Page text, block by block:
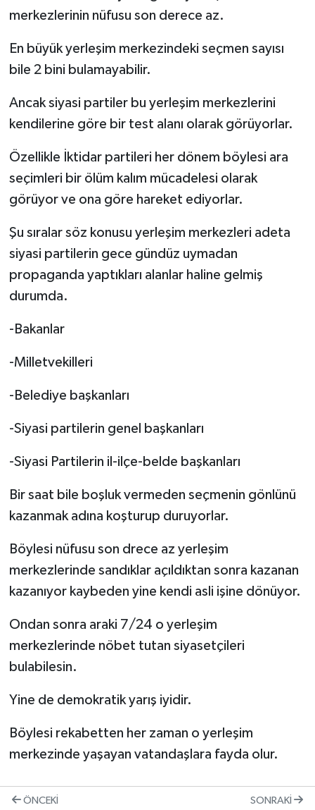
merkezlerinin nüfusu son derece az.
En büyük yerleşim merkezindeki seçmen sayısı
bile 2 bini bulamayabilir.
Ancak siyasi partiler bu yerleşim merkezlerini
kendilerine göre bir test alanı olarak görüyorlar.
Özellikle İktidar partileri her dönem böylesi ara
seçimleri bir ölüm kalım mücadelesi olarak
görüyor ve ona göre hareket ediyorlar.
Şu sıralar söz konusu yerleşim merkezleri adeta
siyasi partilerin gece gündüz uymadan
propaganda yaptıkları alanlar haline gelmiş
durumda.
-Bakanlar
-Milletvekilleri
-Belediye başkanları
-Siyasi partilerin genel başkanları
-Siyasi Partilerin il-ilçe-belde başkanları
Bir saat bile boşluk vermeden seçmenin gönlünü
kazanmak adına koşturup duruyorlar.
Böylesi nüfusu son drece az yerleşim
merkezlerinde sandıklar açıldıktan sonra kazanan
kazanıyor kaybeden yine kendi asli işine dönüyor.
Ondan sonra araki 7/24 o yerleşim
merkezlerinde nöbet tutan siyasetçileri
bulabilesin.
Yine de demokratik yarış iyidir.
Böylesi rekabetten her zaman o yerleşim
merkezinde yaşayan vatandaşlara fayda olur.
ÖNCEKI SONRAKI